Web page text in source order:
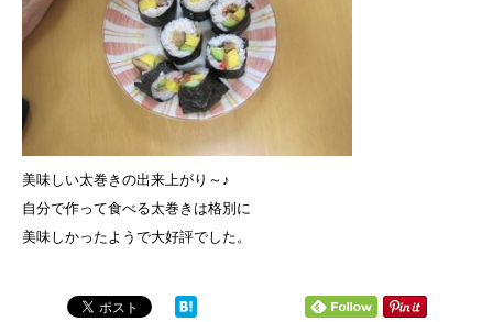
美味しい太巻きの出来上がり～♪
自分で作って食べる太巻きは格別に
美味しかったようで大好評でした。